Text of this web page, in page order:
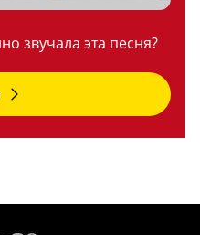
звучала эта песня?